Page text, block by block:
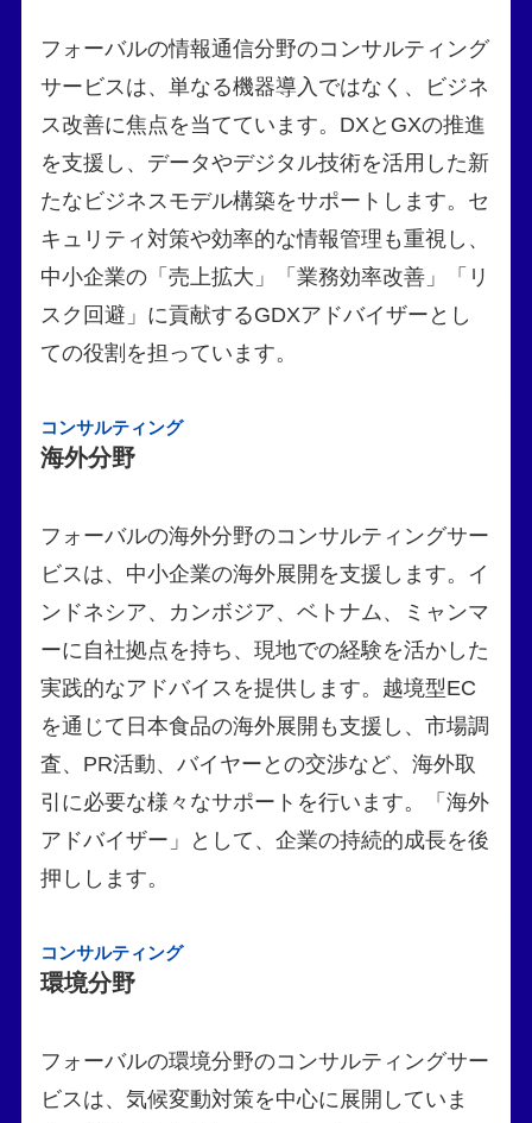
フォーバルの情報通信分野のコンサルティング
サービスは、単なる機器導入ではなく、ビジネ
ス改善に焦点を当てています。DXとGXの推進
を支援し、データやデジタル技術を活用した新
たなビジネスモデル構築をサポートします。セ
キュリティ対策や効率的な情報管理も重視し、
中小企業の「売上拡大」「業務効率改善」「リ
スク回避」に貢献するGDXアドバイザーとし
ての役割を担っています。
コンサルティング
海外分野
フォーバルの海外分野のコンサルティングサー
ビスは、中小企業の海外展開を支援します。イ
ンドネシア、カンボジア、ベトナム、ミャンマ
ーに自社拠点を持ち、現地での経験を活かした
実践的なアドバイスを提供します。越境型EC
を通じて日本食品の海外展開も支援し、市場調
査、PR活動、バイヤーとの交渉など、海外取
引に必要な様々なサポートを行います。「海外
アドバイザー」として、企業の持続的成長を後
押しします。
コンサルティング
環境分野
フォーバルの環境分野のコンサルティングサー
ビスは、気候変動対策を中心に展開していま